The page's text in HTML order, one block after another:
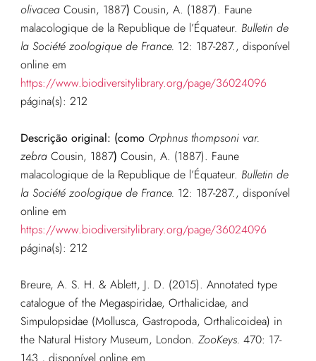
olivaceaCousin, 1887) Cousin, A. (1887). Faune
malacologique de la Republique de l’Équateur. Bulletin de
la Société zoologique de France. 12: 187-287., disponível
online em
https://www.biodiversitylibrary.org/page/36024096
página(s): 212
Descrição original: (como Orphnus thompsoni var.
zebraCousin, 1887) Cousin, A. (1887). Faune
malacologique de la Republique de l’Équateur. Bulletin de
la Société zoologique de France. 12: 187-287., disponível
online em
https://www.biodiversitylibrary.org/page/36024096
página(s): 212
Breure, A. S. H. & Ablett, J. D. (2015). Annotated type
catalogue of the Megaspiridae, Orthalicidae, and
Simpulopsidae (Mollusca, Gastropoda, Orthalicoidea) in
the Natural History Museum, London. ZooKeys. 470: 17-